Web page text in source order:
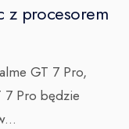
z procesorem
GT 7 Pro,
7 Pro będzie
...